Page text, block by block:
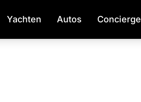
Yachten Autos Concierge